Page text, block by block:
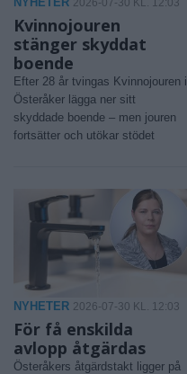
Kvinnojouren
stänger skyddat
boende
Efter 28 år tvingas Kvinnojouren i
Österåker lägga ner sitt
skyddade boende – men jouren
fortsätter och utökar stödet
NYHETER 2026-07-30 KL. 12:03
För få enskilda
avlopp åtgärdas
Österåkers åtgärdstakt ligger på